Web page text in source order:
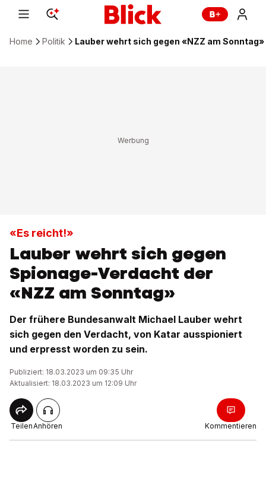
Home Politik Lauber wehrt sich gegen «NZZ am Sonntag»
«Es reicht!»
Lauber wehrt sich gegen
Spionage-Verdacht der
«NZZ am Sonntag»
Der frühere Bundesanwalt Michael Lauber wehrt
sich gegen den Verdacht, von Katar ausspioniert
und erpresst worden zu sein.
Publiziert: 18.03.2023 um 09:35 Uhr
Aktualisiert: 18.03.2023 um 12:09 Uhr
TeilenAnhören Kommentieren